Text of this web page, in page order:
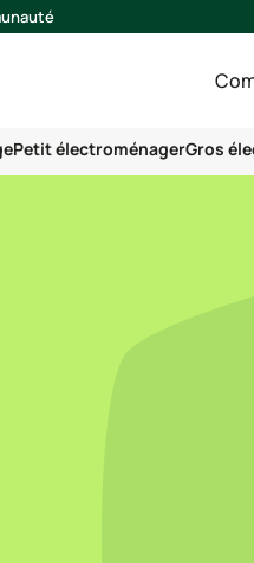
Petit électroménagerGros